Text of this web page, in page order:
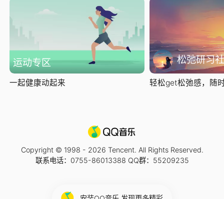
运动专区
一起健康动起来
松弛研习社
轻松get松弛感，随
Copyright © 1998 - 2026 Tencent. All Rights Reserved.
联系电话：0755-86013388 QQ群：55209235